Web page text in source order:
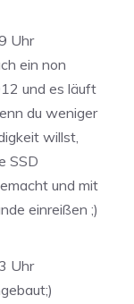
Uhr
ein non
und es läuft
du weniger
willst,
SSD
und mit
einreißen ;)
Uhr